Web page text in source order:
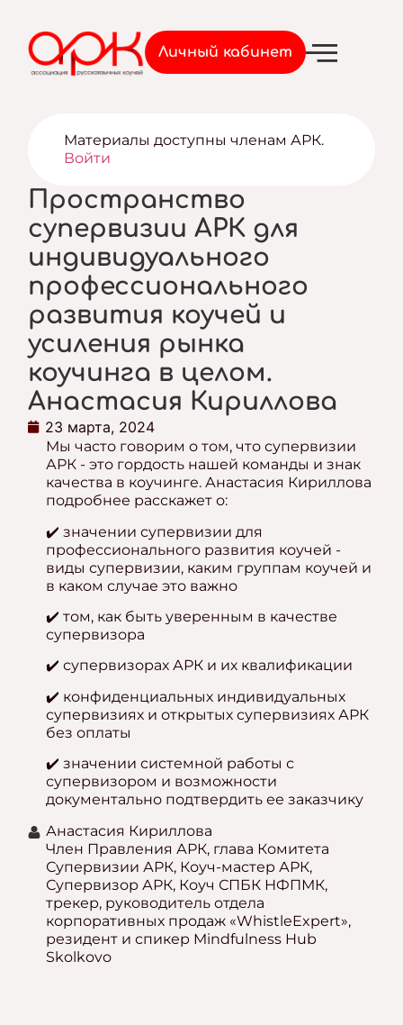
Личный кабинет
Материалы доступны членам АРК.
Войти
Пространство
супервизии АРК для
индивидуального
профессионального
развития коучей и
усиления рынка
коучинга в целом.
Анастасия Кириллова
23 марта, 2024
Мы часто говорим о том, что супервизии
АРК - это гордость нашей команды и знак
качества в коучинге. Анастасия Кириллова
подробнее расскажет о:
✔️ значении супервизии для
профессионального развития коучей -
виды супервизии, каким группам коучей и
в каком случае это важно
✔️ том, как быть уверенным в качестве
супервизора
✔️ супервизорах АРК и их квалификации
✔️ конфиденциальных индивидуальных
супервизиях и открытых супервизиях АРК
без оплаты
✔️ значении системной работы с
супервизором и возможности
документально подтвердить ее заказчику
Анастасия Кириллова
Член Правления АРК, глава Комитета
Супервизии АРК, Коуч-мастер АРК,
Супервизор АРК, Коуч СПБК НФПМК,
трекер, руководитель отдела
корпоративных продаж «WhistleExpert»,
резидент и спикер Mindfulness Hub
Skolkovo